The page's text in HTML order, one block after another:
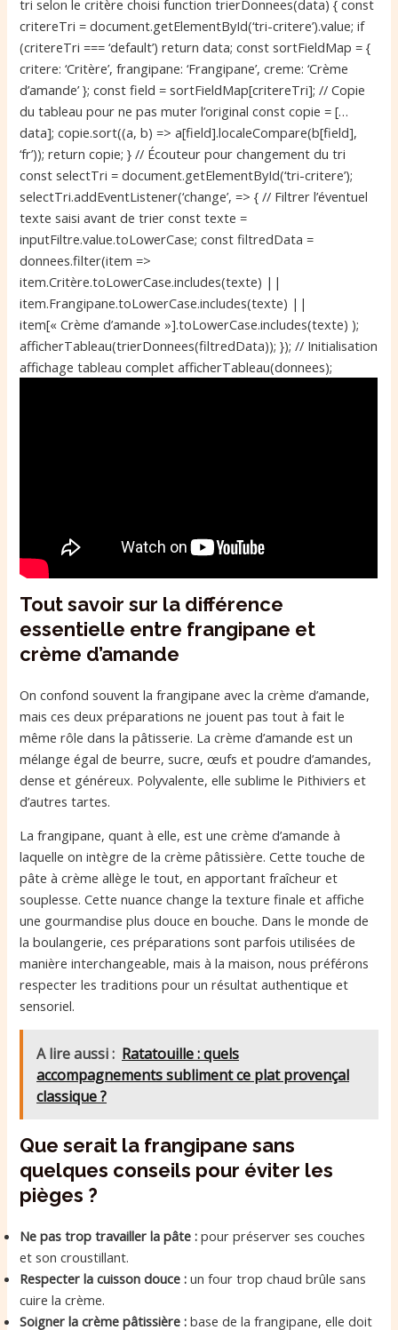
a
n
d
e
tri selon le critère choisi function trierDonnees(data) { const
critereTri = document.getElementById(‘tri-critere’).value; if
(critereTri === ‘default’) return data; const sortFieldMap = {
critere: ‘Critère’, frangipane: ‘Frangipane’, creme: ‘Crème
d’amande’ }; const field = sortFieldMap[critereTri]; // Copie
du tableau pour ne pas muter l’original const copie = […
data]; copie.sort((a, b) => a[field].localeCompare(b[field],
‘fr’)); return copie; } // Écouteur pour changement du tri
const selectTri = document.getElementById(‘tri-critere’);
selectTri.addEventListener(‘change’, => { // Filtrer l’éventuel
texte saisi avant de trier const texte =
inputFiltre.value.toLowerCase; const filtredData =
donnees.filter(item =>
item.Critère.toLowerCase.includes(texte) ||
item.Frangipane.toLowerCase.includes(texte) ||
item[« Crème d’amande »].toLowerCase.includes(texte) );
afficherTableau(trierDonnees(filtredData)); }); // Initialisation
affichage tableau complet afficherTableau(donnees);
Tout savoir sur la différence
essentielle entre frangipane et
crème d’amande
On confond souvent la frangipane avec la crème d’amande,
mais ces deux préparations ne jouent pas tout à fait le
même rôle dans la pâtisserie. La crème d’amande est un
mélange égal de beurre, sucre, œufs et poudre d’amandes,
dense et généreux. Polyvalente, elle sublime le Pithiviers et
d’autres tartes.
La frangipane, quant à elle, est une crème d’amande à
laquelle on intègre de la crème pâtissière. Cette touche de
pâte à crème allège le tout, en apportant fraîcheur et
souplesse. Cette nuance change la texture finale et affiche
une gourmandise plus douce en bouche. Dans le monde de
la boulangerie, ces préparations sont parfois utilisées de
manière interchangeable, mais à la maison, nous préférons
respecter les traditions pour un résultat authentique et
sensoriel.
A lire aussi : Ratatouille : quels
accompagnements subliment ce plat provençal
classique ?
Que serait la frangipane sans
quelques conseils pour éviter les
pièges ?
Ne pas trop travailler la pâte : pour préserver ses couches
et son croustillant.
Respecter la cuisson douce : un four trop chaud brûle sans
cuire la crème.
Soigner la crème pâtissière : base de la frangipane, elle doit